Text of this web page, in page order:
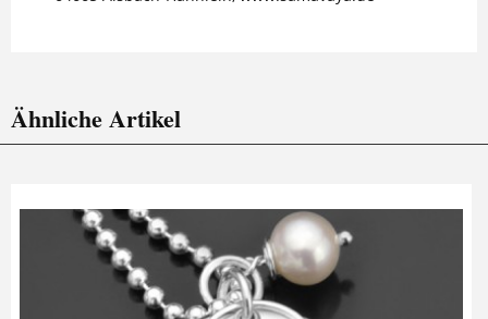
Ähnliche Artikel